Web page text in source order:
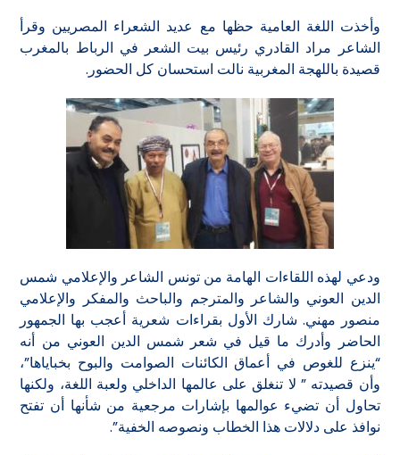
وأخذت اللغة العامية حظها مع عديد الشعراء المصريين وقرأ
الشاعر مراد القادري رئيس بيت الشعر في الرباط بالمغرب
قصيدة باللهجة المغربية نالت استحسان كل الحضور.
ودعي لهذه اللقاءات الهامة من تونس الشاعر والإعلامي شمس
الدين العوني والشاعر والمترجم والباحث والمفكر والإعلامي
منصور مهني. شارك الأول بقراءات شعرية أعجب بها الجمهور
الحاضر وأدرك ما قيل في شعر شمس الدين العوني من أنه
“ينزع للغوص في أعماق الكائنات الصوامت والبوح بخباياها”،
وأن قصيدته ” لا تنغلق على عالمها الداخلي ولعبة اللغة، ولكنها
تحاول أن تضيء عوالمها بإشارات مرجعية من شأنها أن تفتح
نوافذ على دلالات هذا الخطاب ونصوصه الخفية”.